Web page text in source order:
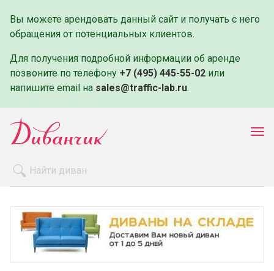
Вы можете арендовать данный сайт и получать с него
обращения от потенциальных клиентов.
Для получения подробной информации об аренде
позвоните по телефону +7 (495) 445-55-02 или
напишите email на sales@traffic-lab.ru.
Оплата и доставка
Контакты